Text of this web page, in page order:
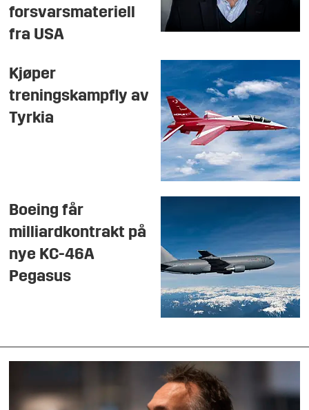
forsvarsmateriell
fra USA
Kjøper
treningskampfly av
Tyrkia
Boeing får
milliardkontrakt på
nye KC-46A
Pegasus